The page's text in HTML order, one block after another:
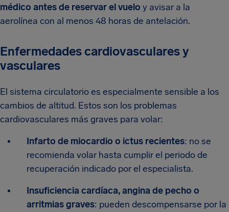
médico antes de reservar el vuelo y avisar a la
aerolínea con al menos 48 horas de antelación.
Enfermedades cardiovasculares y
vasculares
El sistema circulatorio es especialmente sensible a los
cambios de altitud. Estos son los problemas
cardiovasculares más graves para volar:
Infarto de miocardio o ictus recientes: no se
recomienda volar hasta cumplir el periodo de
recuperación indicado por el especialista.
Insuficiencia cardíaca, angina de pecho o
arritmias graves: pueden descompensarse por la